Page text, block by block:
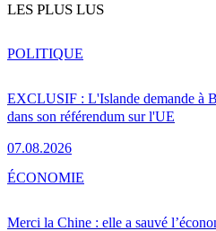
LES PLUS LUS
EXCLUSIF : L'Islande demande à
dans son référendum sur l'UE
07.08.2026
POLITIQUE
Merci la Chine : elle a sauvé
ÉCONOMIE